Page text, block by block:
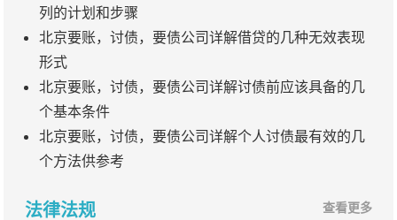
列的计划和步骤
北京要账，讨债，要债公司详解借贷的几种无效表现
形式
北京要账，讨债，要债公司详解讨债前应该具备的几
个基本条件
北京要账，讨债，要债公司详解个人讨债最有效的几
个方法供参考
法律法规 查看更多